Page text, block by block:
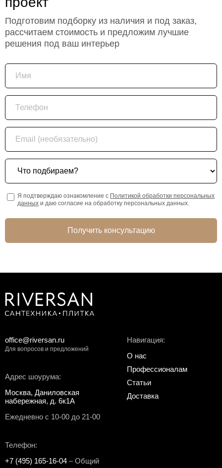
Подготовим подборку из наличия и под заказ,
рассчитаем стоимость и предложим лучшие
решения под ваш интерьер
Имя
Телефон
Email (необязательно)
Что подбираем?
Я подтверждаю ознакомление с Политикой обработки персональных
данных и даю согласие на обработку персональных данных.
Получить консультацию
Адрес шоурума:
Москва, Даниловская
набережная, д. 6к1А
Ежедневно с 10-00 до 21-00
Телефон:
+7 (495) 165-16-04 – Общий
Навигация:
О нас
Профессионалам
Статьи
Доставка
office@riversan.ru
Для вопросов и предложений